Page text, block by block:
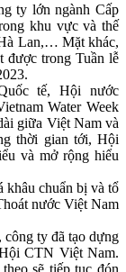
ty lớn ngành Cấp
khu vực và thế
Lan,… Mặt khác,
được trong Tuần lễ
tế, Hội nước
Water Week
giữa Việt Nam và
thời gian tới, Hội
và mở rộng hiểu
khâu chuẩn bị và tổ
nước Việt Nam
ty đã tạo dựng
CTN Việt Nam.
sẽ tiếp tục đón